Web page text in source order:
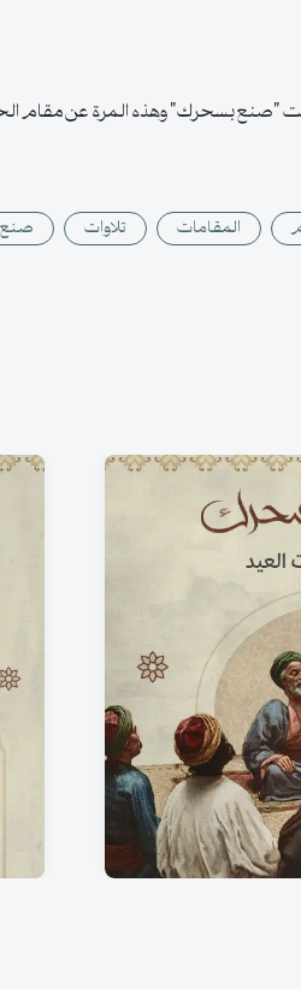
"صنع بسحرك" وهذه المرة عن مقام
المقامات تلاوات
العيد